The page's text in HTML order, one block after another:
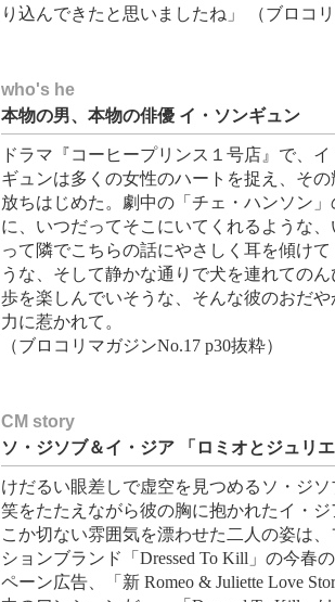
り込んできたと思いましたね」 （ブロコ
who's he
本物の男、本物の俳優 イ・ソンギュン
ドラマ『コーヒープリンス１号店』で、
ギュンは多くの女性のハートを捉え、その
放ちはじめた。劇中の「チェ・ハンソン」
に、いつだってそこにいてくれるような、
って隣でこちらの話にやさしく耳を傾けて
うな、そして静かな通りで犬を連れてのん
歩を楽しんでいそうな、そんな彼のおだや
力に惹かれて。
（ブロコリマガジンNo.17 p30抜粋）
CM story
ソ・ジソブ＆イ・ジア 「ロミオとジュリ
けだるい眼差しで虚空を見つめるソ・ジソ
笑をたたえながら彼の胸に抱かれたイ・ジ
こか切ない雰囲気を漂わせた二人の姿は、
ションブランド「Dressed To Kill」の今春
ペーン広告、「新 Romeo & Juliette Love